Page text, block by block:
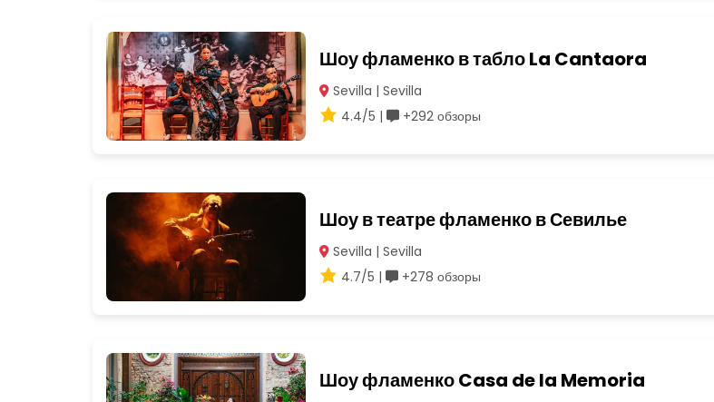
Шоу фламенко в табло La Cantaora
Sevilla | Sevilla
4.4/5 |
+292 обзоры
Шоу в театре фламенко в Севилье
Sevilla | Sevilla
4.7/5 |
+278 обзоры
Шоу фламенко Casa de la Memoria